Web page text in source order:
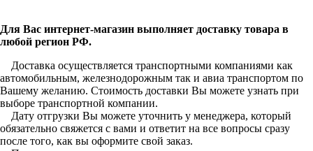
Для Вас интернет-магазин выполняет доставку товара в
любой регион РФ.
Доставка осуществляется транспортными компаниями как
автомобильным, железнодорожным так и авиа транспортом по
Вашему желанию. Стоимость доставки Вы можете узнать при
выборе транспортной компании.
Дату отгрузки Вы можете уточнить у менеджера, который
обязательно свяжется с вами и ответит на все вопросы сразу
после того, как вы оформите свой заказ.